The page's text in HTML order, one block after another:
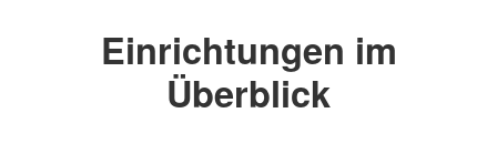
Einrichtungen im
Überblick